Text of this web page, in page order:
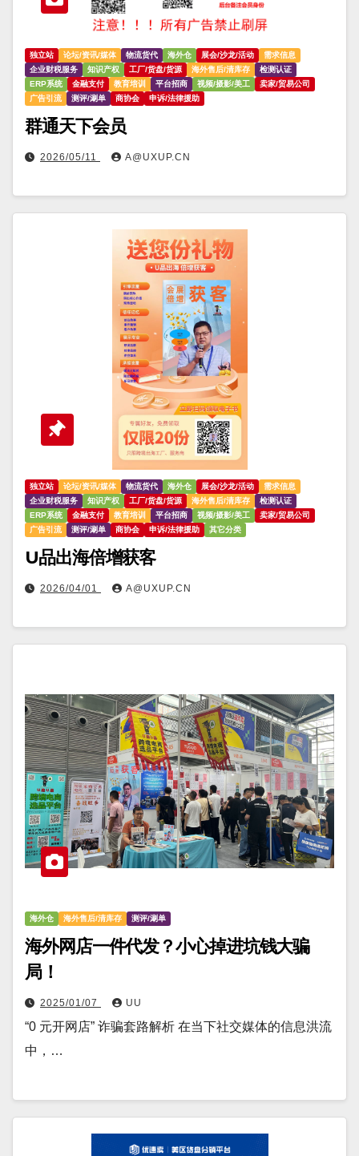
独立站 论坛/资讯/媒体 物流货代 海外仓 展会/沙龙/活动
需求信息
企业财税服务
知识产权 工厂/货盘/货源 海外售后/清库存
检测认证
ERP系统
金融支付 教育培训 平台招商 视频/摄影/美工
卖家/贸易公司
广告引流
测评/涮单 商协会 申诉/法律援助
群通天下会员
2026/05/11 A@UXUP.CN
独立站 论坛/资讯/媒体 物流货代 海外仓 展会/沙龙/活动
需求信息
企业财税服务
知识产权 工厂/货盘/货源 海外售后/清库存
检测认证
ERP系统
金融支付 教育培训 平台招商 视频/摄影/美工
卖家/贸易公司
广告引流
测评/涮单 商协会 申诉/法律援助 其它分类
U品出海倍增获客
2026/04/01 A@UXUP.CN
海外仓 海外售后/清库存 测评/涮单
海外网店一件代发？小心掉进坑钱大骗
局！
2025/01/07 UU
“0 元开网店” 诈骗套路解析 在当下社交媒体的信息洪流
中，…